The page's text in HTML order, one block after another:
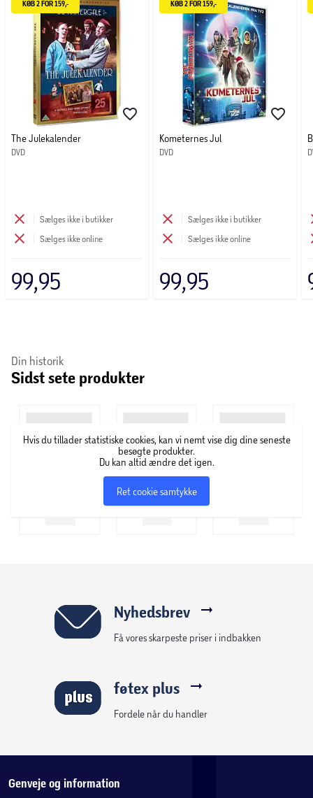
KØB 2 FOR 159,-
The Julekalender
DVD
Sælges ikke i butikker
Sælges ikke online
99,95
KØB 2 FOR 159,-
Kometernes Jul
DVD
Sælges ikke i butikker
Sælges ikke online
99,95
Din historik
Sidst sete produkter
Hvis du tillader statistiske cookies, kan vi nemt vise dig dine seneste
besøgte produkter.
Du kan altid ændre det igen.
Ret cookie samtykke
Nyhedsbrev
Få vores skarpeste priser i indbakken
føtex plus
Fordele når du handler
Genveje og information